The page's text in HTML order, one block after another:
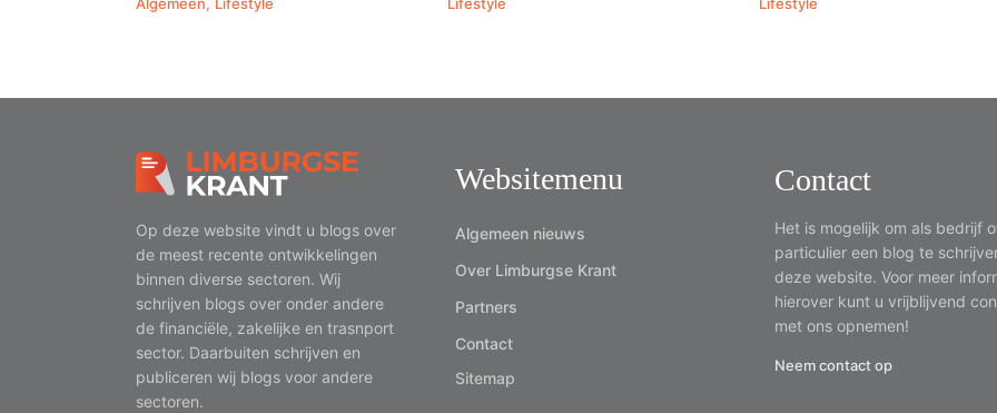
Op deze website vindt u blogs over
de meest recente ontwikkelingen
binnen diverse sectoren. Wij
schrijven blogs over onder andere
de financiële, zakelijke en trasnport
sector. Daarbuiten schrijven en
publiceren wij blogs voor andere
sectoren.
Websitemenu
Algemeen nieuws
Over Limburgse Krant
Partners
Contact
Sitemap
Contact
Het is mogelijk om als bedrijf
particulier een blog te
deze website. Voor meer
hierover kunt u vrijblijvend
met ons opnemen!
Neem contact op